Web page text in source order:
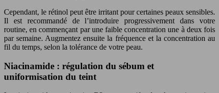
Cependant, le rétinol peut être irritant pour certaines peaux sensibles.
Il est recommandé de l’introduire progressivement dans votre
routine, en commençant par une faible concentration une à deux fois
par semaine. Augmentez ensuite la fréquence et la concentration au
fil du temps, selon la tolérance de votre peau.
Niacinamide : régulation du sébum et
uniformisation du teint